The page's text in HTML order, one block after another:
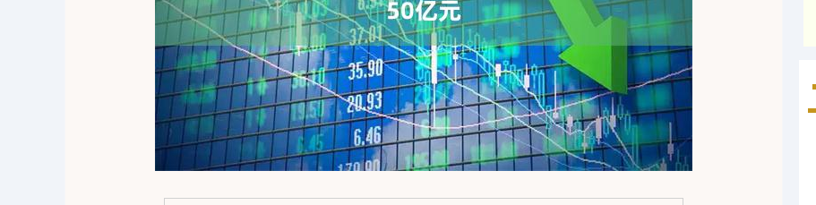
深证成指 14311.01 200.89 1.42% 沪深300 4694.44 43.13